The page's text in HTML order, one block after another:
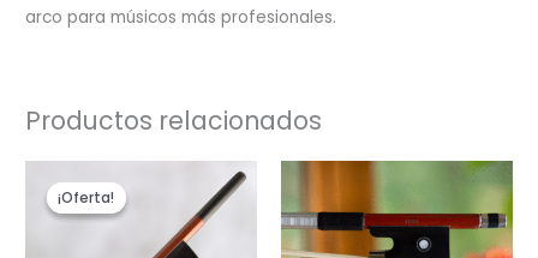
arco para músicos más profesionales.
Productos relacionados
¡Oferta!
¡Oferta!
precio
original
era:
$115.00.